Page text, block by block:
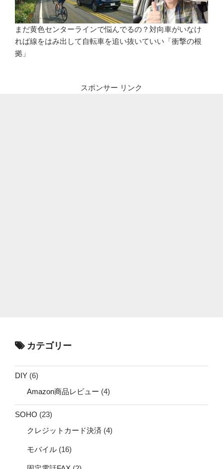
まだ黄色センターラインで悩んでるの？対向車がいなけ
れば線をはみ出して自転車を追い抜いていい「衝撃の根
拠」
スポンサー リンク
カテゴリー
DIY (6)
Amazon商品レビュー (4)
SOHO (23)
クレジットカード決済 (4)
モバイル (16)